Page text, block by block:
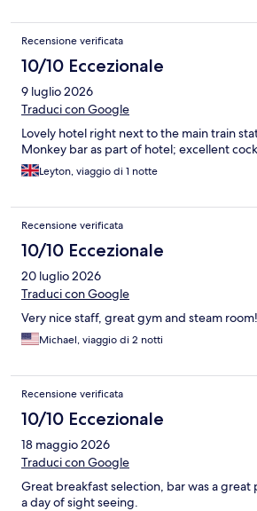
Recensione verificata
10/10 Eccezionale
9 luglio 2026
Traduci con Google
Lovely hotel right next to the main train
Monkey bar as part of hotel; excellent
Leyton, viaggio di 1 notte
Recensione verificata
10/10 Eccezionale
20 luglio 2026
Traduci con Google
Very nice staff, great gym and steam room!
Michael, viaggio di 2 notti
Recensione verificata
10/10 Eccezionale
18 maggio 2026
Traduci con Google
Great breakfast selection, bar was a
a day of sight seeing.